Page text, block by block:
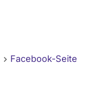
Facebook-Seite